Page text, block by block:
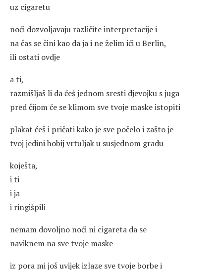
uz cigaretu
noći dozvoljavaju različite interpretacije i
na čas se čini kao da ja i ne želim ići u Berlin,
ili ostati ovdje
a ti,
razmišljaš li da ćeš jednom sresti djevojku s juga
pred čijom će se klimom sve tvoje maske istopiti
plakat ćeš i pričati kako je sve počelo i zašto je
tvoj jedini hobij vrtuljak u susjednom gradu
koješta,
i ti
i ja
i ringišpili
nemam dovoljno noći ni cigareta da se
naviknem na sve tvoje maske
iz pora mi još uvijek izlaze sve tvoje borbe i